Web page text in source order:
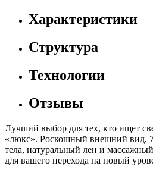
Характеристики
Структура
Технологии
Отзывы
Лучший выбор для тех, кто ищет
«люкс». Роскошный внешний вид,
тела, натуральный лен и
для вашего перехода на новый